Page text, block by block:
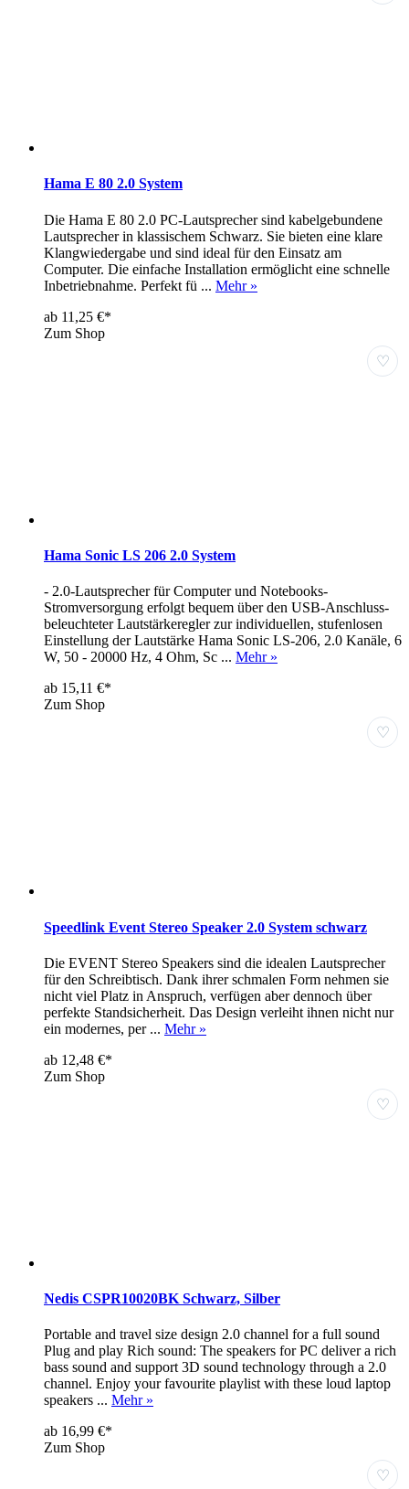
Hama E 80 2.0 System
Die Hama E 80 2.0 PC-Lautsprecher sind kabelgebundene
Lautsprecher in klassischem Schwarz. Sie bieten eine klare
Klangwiedergabe und sind ideal für den Einsatz am
Computer. Die einfache Installation ermöglicht eine schnelle
Inbetriebnahme. Perfekt fü ... Mehr »
ab 11,25 €*
Zum Shop
♡
Hama Sonic LS 206 2.0 System
- 2.0-Lautsprecher für Computer und Notebooks-
Stromversorgung erfolgt bequem über den USB-Anschluss-
beleuchteter Lautstärkeregler zur individuellen, stufenlosen
Einstellung der Lautstärke Hama Sonic LS-206, 2.0 Kanäle, 6
W, 50 - 20000 Hz, 4 Ohm, Sc ... Mehr »
ab 15,11 €*
Zum Shop
♡
Speedlink Event Stereo Speaker 2.0 System schwarz
Die EVENT Stereo Speakers sind die idealen Lautsprecher
für den Schreibtisch. Dank ihrer schmalen Form nehmen sie
nicht viel Platz in Anspruch, verfügen aber dennoch über
perfekte Standsicherheit. Das Design verleiht ihnen nicht nur
ein modernes, per ... Mehr »
ab 12,48 €*
Zum Shop
♡
Nedis CSPR10020BK Schwarz, Silber
Portable and travel size design 2.0 channel for a full sound
Plug and play Rich sound: The speakers for PC deliver a rich
bass sound and support 3D sound technology through a 2.0
channel. Enjoy your favourite playlist with these loud laptop
speakers ... Mehr »
ab 16,99 €*
Zum Shop
♡